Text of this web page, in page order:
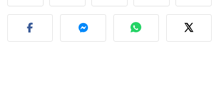
Publicar la foto de esta